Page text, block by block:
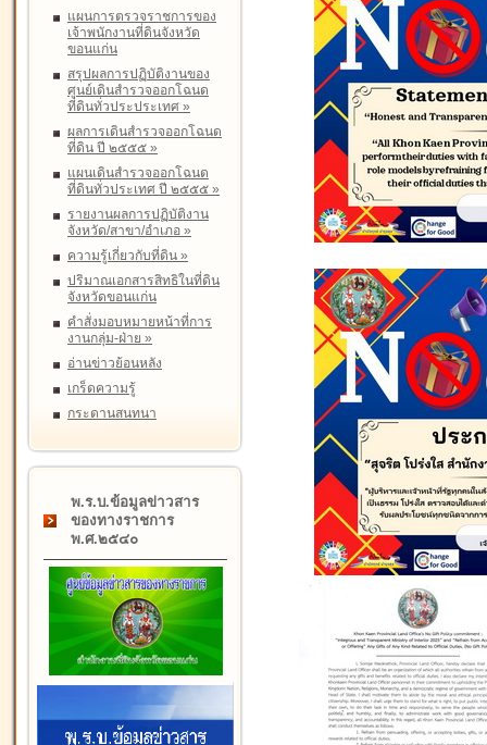
แผนการตรวจราชการของ
เจ้าพนักงานที่ดินจังหวัด
ขอนแก่น
สรุปผลการปฏิบัติงานของ
ศูนย์เดินสำรวจออกโฉนด
ที่ดินทั่วประประเทศ »
ผลการเดินสำรวจออกโฉนด
ที่ดิน ปี ๒๕๕๕ »
แผนเดินสำรวจออกโฉนด
ที่ดินทั่วประเทศ ปี ๒๕๕๕ »
รายงานผลการปฏิบัติงาน
จังหวัด/สาขา/อำเภอ »
ความรู้เกี่ยวกับที่ดิน »
ปริมาณเอกสารสิทธิในที่ดิน
จังหวัดขอนแก่น
คำสั่งมอบหมายหน้าที่การ
งานกลุ่ม-ฝ่าย »
อ่านข่าวย้อนหลัง
เกร็ดความรู้
กระดานสนทนา
พ.ร.บ.ข้อมูลข่าวสาร
ของทางราชการ
พ.ศ.๒๕๔๐